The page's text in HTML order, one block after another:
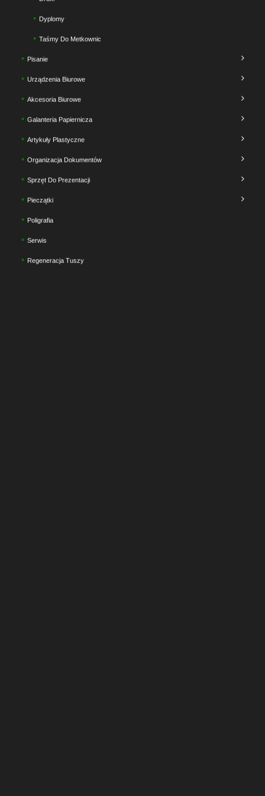
Dyplomy
Taśmy Do Metkownic
Pisanie
Urządzenia Biurowe
Akcesoria Biurowe
Galanteria Papiernicza
Artykuły Plastyczne
Organizacja Dokumentów
Sprzęt Do Prezentacji
Pieczątki
Poligrafia
Serwis
Regeneracja Tuszy